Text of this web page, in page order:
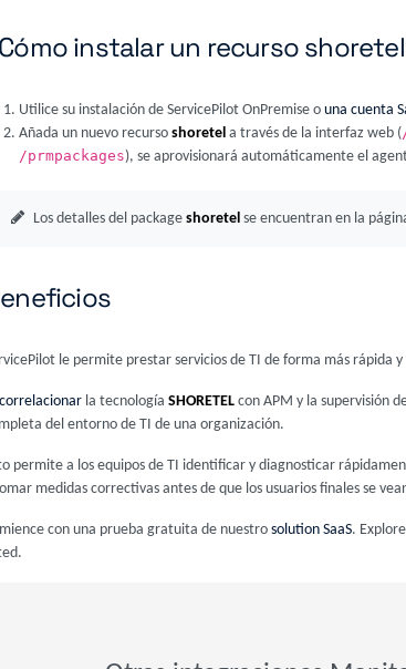
instalar un recurso
Utilice su instalación de ServicePilot OnPremise o una cuenta
Añada un nuevo recurso shoretel a través de la interfaz web (
/prmpackages), se aprovisionará automáticamente el
Los detalles del package shoretel se encuentran en la
le permite prestar servicios de TI de forma más rápida y
correlacionar la tecnología SHORETEL con APM y la supervisión
del entorno de TI de una organización.
permite a los equipos de TI identificar y diagnosticar
medidas correctivas antes de que los usuarios finales se
con una prueba gratuita de nuestrosolution SaaS.